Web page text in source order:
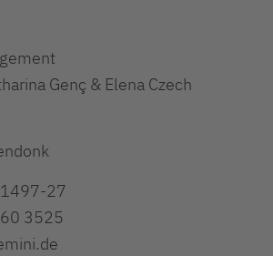
Genç & Elena Czech
27
3525